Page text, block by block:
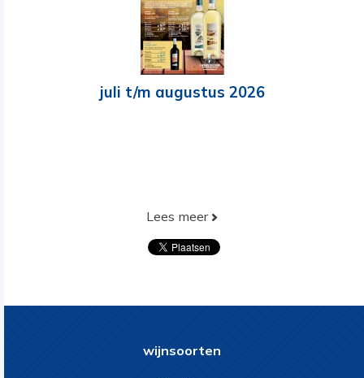
juli t/m augustus 2026
Lees meer
wijnsoorten